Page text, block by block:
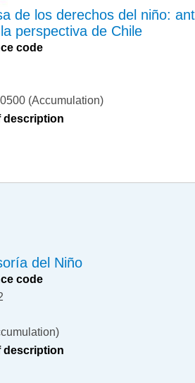
de los derechos del niño:
perspectiva de Chile
code
(Accumulation)
description
del Niño
code
description